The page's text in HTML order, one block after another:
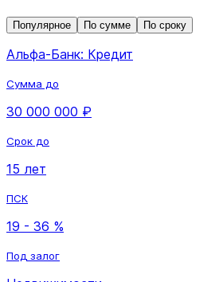
Популярное По сумме По сроку
Альфа-Банк: Кредит
Сумма до
30 000 000 ₽
Срок до
15 лет
ПСК
19 - 36 %
Под залог